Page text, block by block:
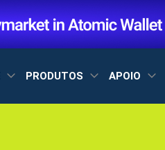
PRODUTOS APOIO